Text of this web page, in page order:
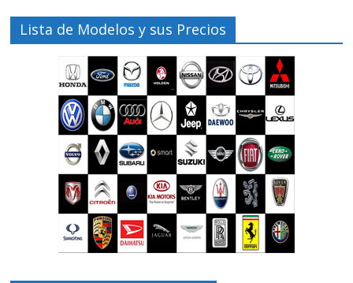
Lista de Modelos y sus Precios